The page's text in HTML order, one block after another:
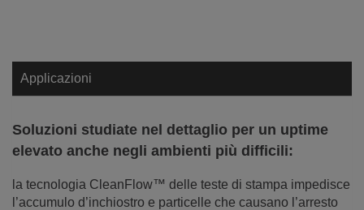
Applicazioni
Soluzioni studiate nel dettaglio per un uptime
elevato anche negli ambienti più difficili:
la tecnologia CleanFlow™ delle teste di stampa impedisce
l’accumulo d’inchiostro e particelle che causano l’arresto